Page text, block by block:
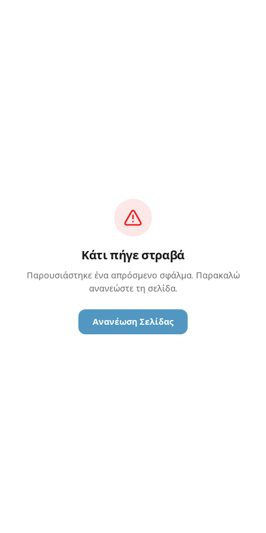
Κάτι πήγε στραβά
Παρουσιάστηκε ένα απρόσμενο σφάλμα. Παρακαλώ
ανανεώστε τη σελίδα.
Ανανέωση Σελίδας